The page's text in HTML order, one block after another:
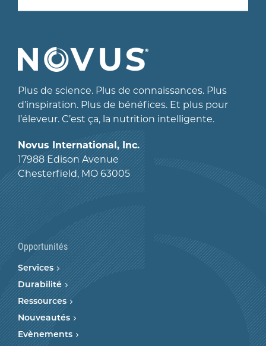
Plus de science. Plus de connaissances. Plus
d’inspiration. Plus de bénéfices. Et plus pour
l’éleveur. C’est ça, la nutrition intelligente.
Novus International, Inc.
17988 Edison Avenue
Chesterfield, MO 63005
Opportunités
Services
Durabilité
Ressources
Nouveautés
Evènements